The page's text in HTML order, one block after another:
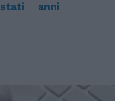
stati
anni